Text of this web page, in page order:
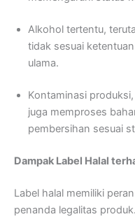
Alkohol tertentu,
tidak sesuai
ulama.
Kontaminasi
juga memproses
pembersihan sesuai
Dampak Label Halal
Label halal memiliki
penanda legalitas